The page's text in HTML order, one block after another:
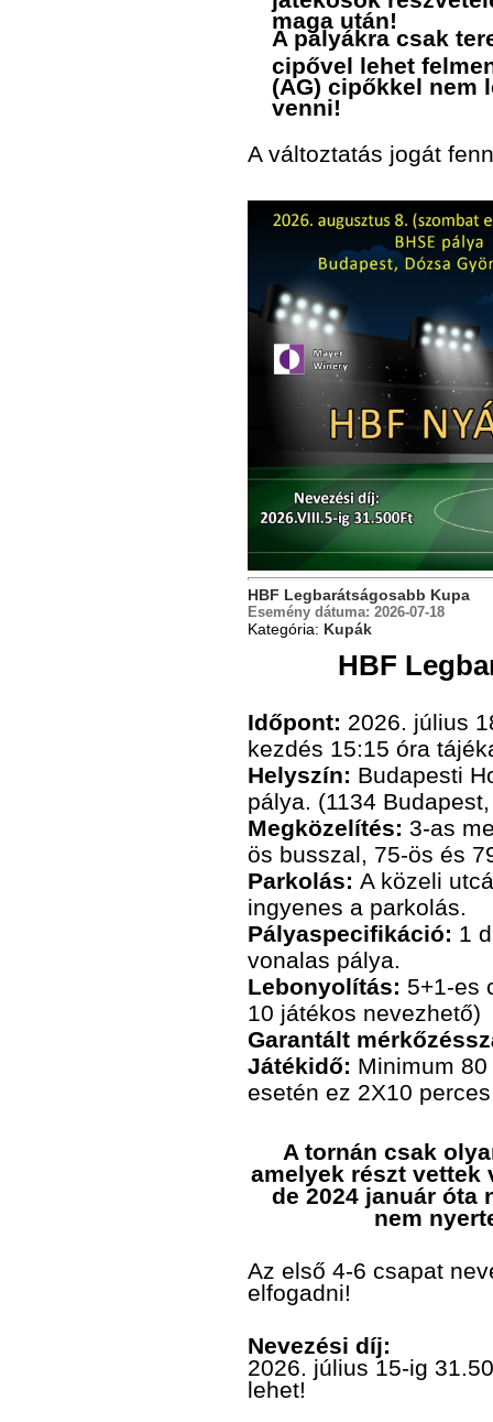
maga után!
A pályákra csak
cipővel lehet
(AG) cipőkkel nem
venni!
A változtatás jogát
HBF Legbarátságosabb Kupa
Esemény dátuma: 2026-07-18
Kategória: Kupák
HBF
Időpont: 2026. július
kezdés 15:15 óra
Helyszín: Budapesti
pálya. (1134
Megközelítés: 3-as
ös busszal, 75-ös és
Parkolás: A közeli
ingyenes a parkolás.
Pályaspecifikáció: 1
vonalas pálya.
Lebonyolítás: 5+1-es
10 játékos nevezhető)
Garantált
Játékidő: Minimum
esetén ez 2X10
A tornán csak
amelyek részt vettek
de 2024 január óta
nem
Az első 4-6 csapat
elfogadni!
Nevezési díj:
2026. július 15-ig
lehet!